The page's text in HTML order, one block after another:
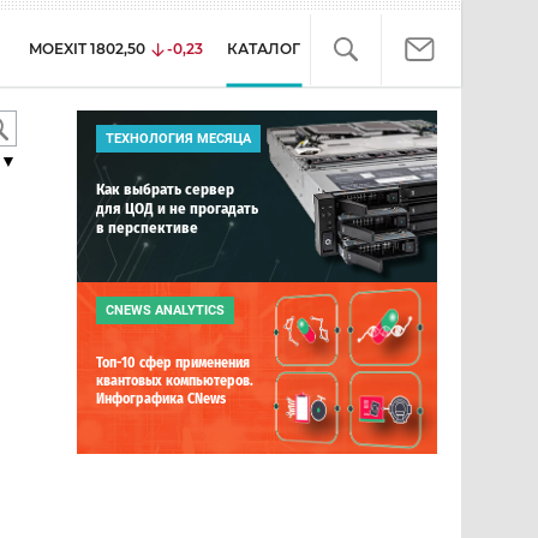
MOEXIT 1802,50 -0,23 КАТАЛОГ
ТЕХНОЛОГИЯ МЕСЯЦА
Как выбрать сервер
для ЦОД и не прогадать
в перспективе
CNEWS ANALYTICS
Топ-10 сфер применения
квантовых компьютеров.
Инфографика CNews